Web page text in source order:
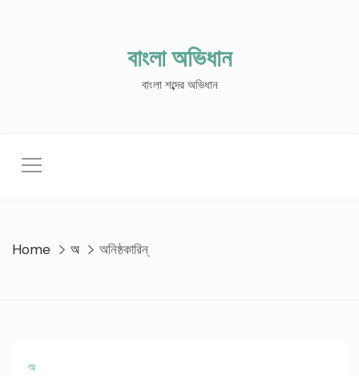
বাংলা অভিধান
বাংলা শব্দের অভিধান
Home অ অনিষ্ঠকারিন্
অ